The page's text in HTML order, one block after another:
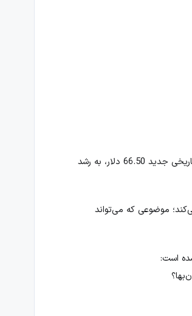
رسماً وارد فاز «کشف قیمت» (Price Discovery) شده است. این فلز گران‌بها امروز با ثبت سقف تاریخی جدید 66.50 دلار، به رشد
نوسان می‌کند؛ موضوعی که می‌تواند
است: